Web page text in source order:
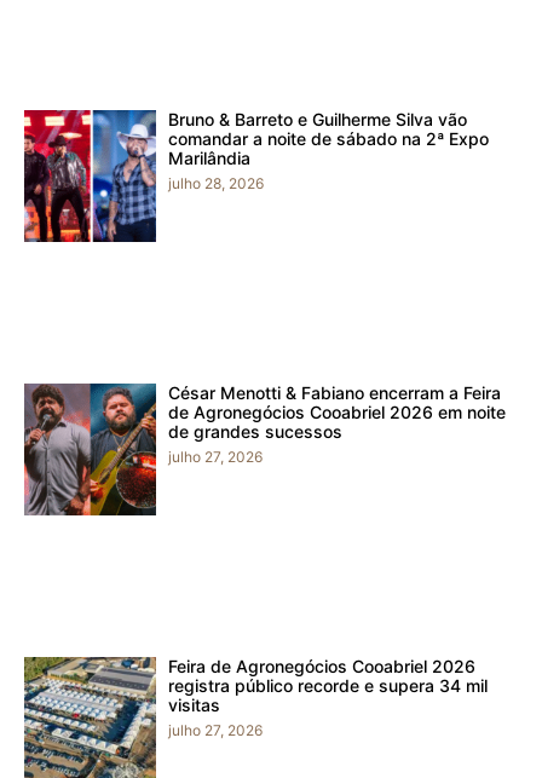
Bruno & Barreto e Guilherme Silva vão
comandar a noite de sábado na 2ª Expo
Marilândia
julho 28, 2026
César Menotti & Fabiano encerram a Feira
de Agronegócios Cooabriel 2026 em noite
de grandes sucessos
julho 27, 2026
Feira de Agronegócios Cooabriel 2026
registra público recorde e supera 34 mil
visitas
julho 27, 2026